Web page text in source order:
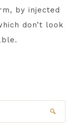
by injected
don’t look